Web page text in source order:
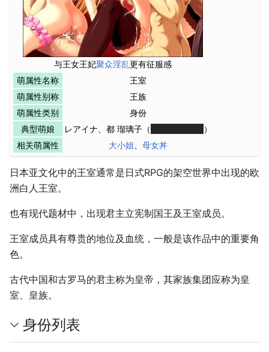
与王女王妃聚众淫乱更有征服感
萌属性名称
王室
萌属性别称
王族
萌属性类别
身份
典型萌娘
レアイナ、都 瑠璃子（
）
相关萌属性
大小姐 、母女丼
日本亚文化中的王室通常是日式RPG的架空世界中出现的欧
洲白人王室。
也有现代题材中，出现君主立宪制国王及王室成员。
王室成员具有尊贵的地位及血统，一般是该作品中的重要角
色。
古代中国和古罗马的君主称为皇帝，其家族集团应称为皇
室、皇族。
身份列表